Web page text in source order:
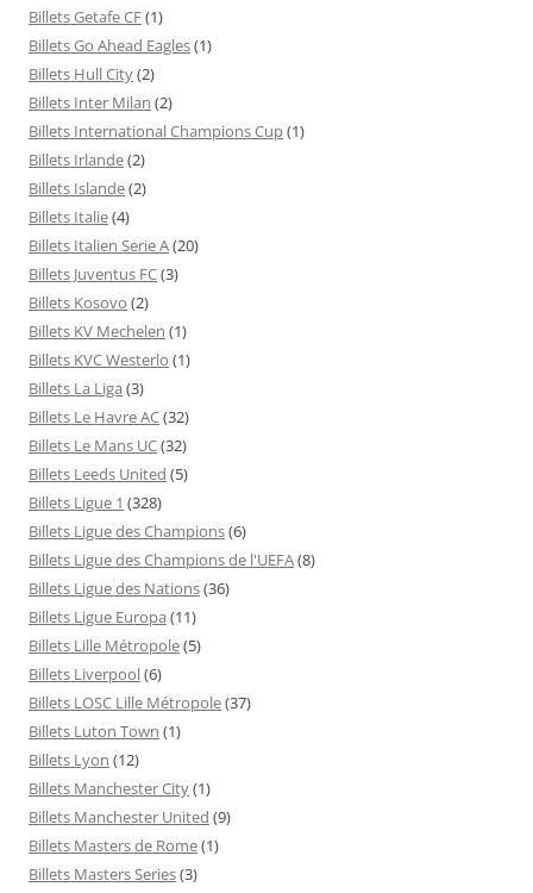
Billets Getafe CF(1)
Billets Go Ahead Eagles(1)
Billets Hull City(2)
Billets Inter Milan (2)
Billets International Champions Cup(1)
Billets Irlande(2)
Billets Islande(2)
Billets Italie(4)
Billets Italien Serie A(20)
Billets Juventus FC(3)
Billets Kosovo (2)
Billets KV Mechelen (1)
Billets KVC Westerlo (1)
Billets La Liga (3)
Billets Le Havre AC(32)
Billets Le Mans UC(32)
Billets Leeds United (5)
Billets Ligue 1 (328)
Billets Ligue des Champions(6)
Billets Ligue des Champions de l'UEFA(8)
Billets Ligue des Nations(36)
Billets Ligue Europa (11)
Billets Lille Métropole(5)
Billets Liverpool(6)
Billets LOSC Lille Métropole(37)
Billets Luton Town (1)
Billets Lyon (12)
Billets Manchester City(1)
Billets Manchester United (9)
Billets Masters de Rome(1)
Billets Masters Series(3)